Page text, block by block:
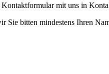
mit uns in
bitten mindestens Ihren